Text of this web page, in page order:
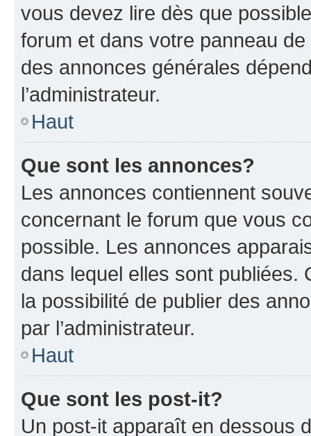
vous devez lire dès que
forum et dans votre panneau
des annonces générales
l’administrateur.
Haut
Que sont les annonces?
Les annonces contiennent
concernant le forum que vous
possible. Les annonces
dans lequel elles sont publiées.
la possibilité de publier des
par l’administrateur.
Haut
Que sont les post-it?
Un post-it apparaît en dessous